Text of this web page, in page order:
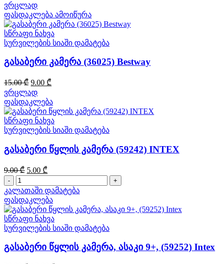
ვრცლად
ფასდაკლება ამოიწურა
სწრაფი ნახვა
სურვილების სიაში დამატება
გასაბერი კამერა (36025) Bestway
15.00₾ Original
price
was:
15.00 ₾.
9.00 ₾
is:
9.00 ₾.
ვრცლად
ფასდაკლება
სწრაფი ნახვა
სურვილების სიაში დამატება
გასაბერი წყლის კამერა (59242) INTEX
9.00₾ Original
price
was:
9.00 ₾.
5.00 ₾
price
is:
5.00 ₾.
რაოდენობა:
გასაბერი
წყლის
კამერა
(59242)
INTEX
კალათაში დამატება
ფასდაკლება
სწრაფი ნახვა
სურვილების სიაში დამატება
გასაბერი წყლის კამერა, ასაკი 9+, (59252) Intex